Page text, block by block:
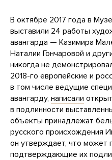
В октябре 2017 года в
выставили 24 работы
авангарда — Казимира
Наталии Гончаровой и
никогда не
2018-го европейские и
в том числе ведущие
авангарду, написали
в подлинности
объекты принадлежат
русского происхождения
он утверждает, что может
подтверждающие их